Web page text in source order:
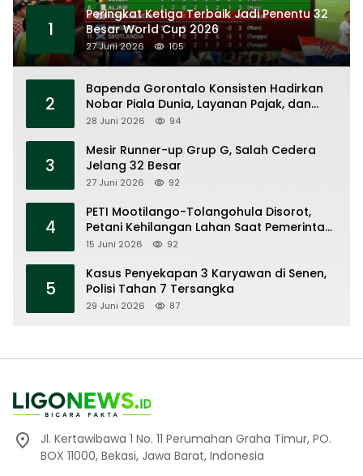
1
Peringkat Ketiga Terbaik Jadi Penentu 32
Besar World Cup 2026
27 Juni 2026 105
2
Bapenda Gorontalo Konsisten Hadirkan
Nobar Piala Dunia, Layanan Pajak, dan
Ruang UMKM
28 Juni 2026 94
3
Mesir Runner-up Grup G, Salah Cedera
Jelang 32 Besar
27 Juni 2026 92
4
PETI Mootilango-Tolangohula Disorot,
Petani Kehilangan Lahan Saat Pemerintah
Fokus Panggung Seremonial
15 Juni 2026 92
5
Kasus Penyekapan 3 Karyawan di Senen,
Polisi Tahan 7 Tersangka
29 Juni 2026 87
Jl. Kertawibawa 1 No. 11 Perumahan Graha Timur, PO.
BOX 11000, Bekasi, Jawa Barat, Indonesia